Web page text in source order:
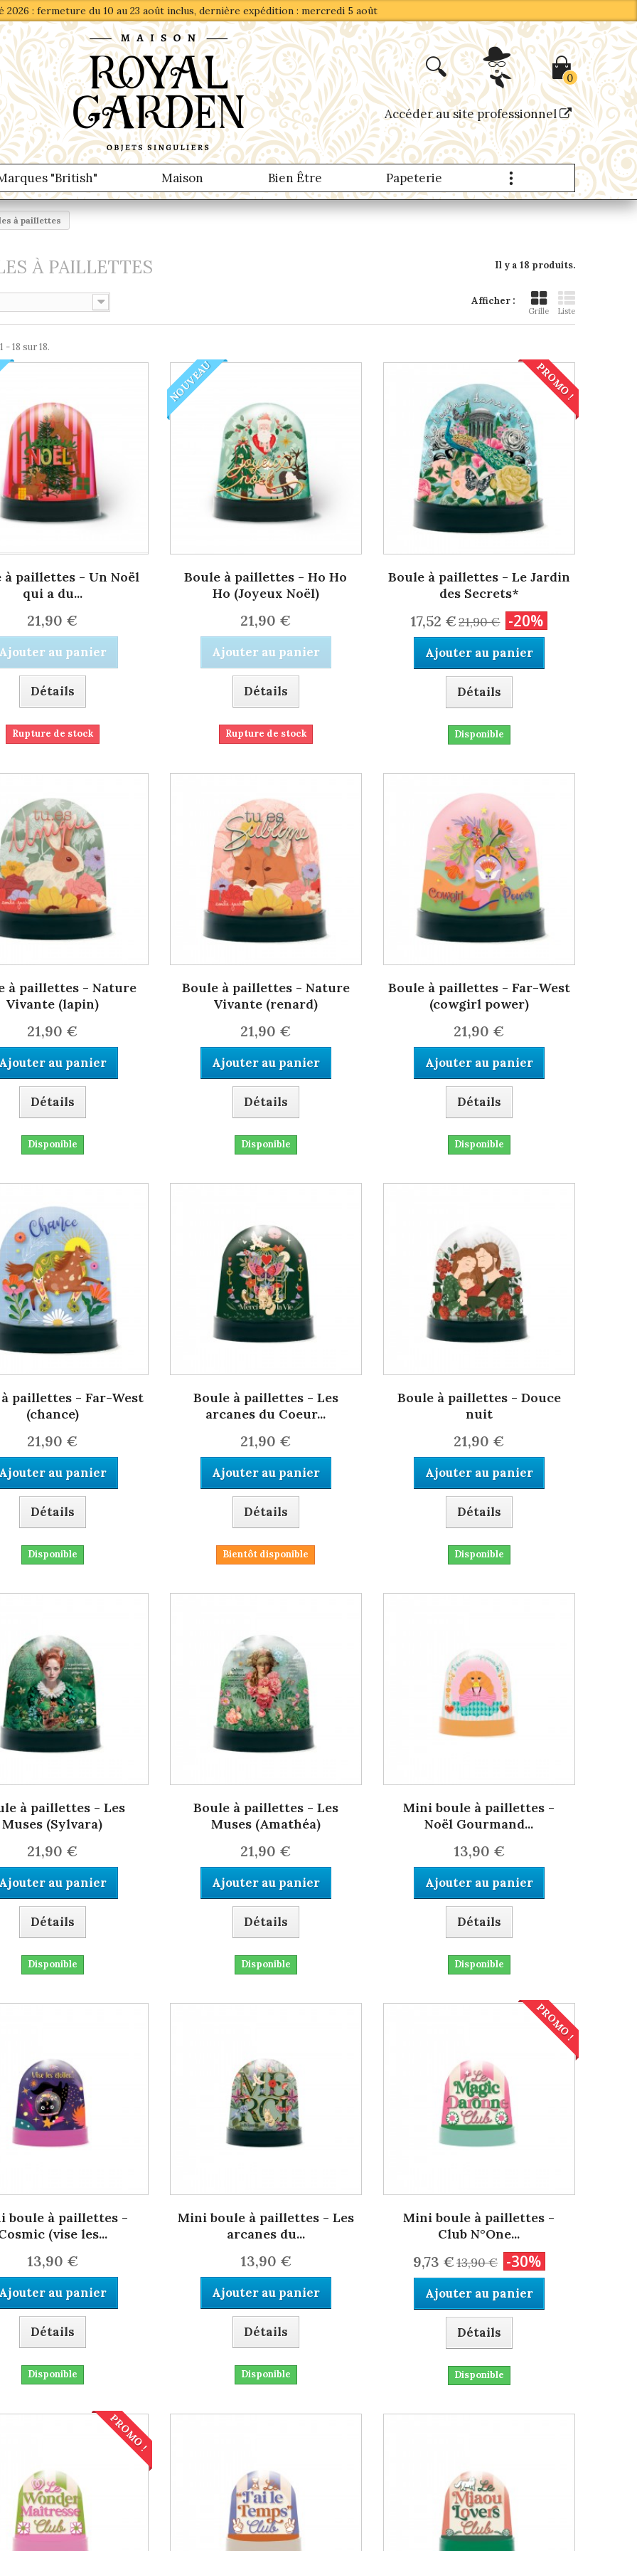
2026 : fermeture du 10 au 23 août inclus, dernière expédition : mercredi 5 août
0
"British" Maison Bien Être Papeterie Produits Nomades
Accéder au site professionnel
à paillettes
À PAILLETTES Il y a 18 produits.
Afficher :
Grille Liste
- 18 sur 18.
à paillettes - Un Noël
qui a du...
21,90 €
au panier
Détails
Rupture de stock
NOUVEAU
Boule à paillettes - Ho Ho
Ho (Joyeux Noël)
21,90 €
Ajouter au panier
Détails
Rupture de stock
PROMO !
Boule à paillettes - Le Jardin
des Secrets*
17,52 € 21,90 € -20%
Ajouter au panier
Détails
Disponible
à paillettes - Nature
Vivante (lapin)
21,90 €
au panier
Détails
Disponible
Boule à paillettes - Nature
Vivante (renard)
21,90 €
Ajouter au panier
Détails
Disponible
Boule à paillettes - Far-West
(cowgirl power)
21,90 €
Ajouter au panier
Détails
Disponible
paillettes - Far-West
(chance)
21,90 €
au panier
Détails
Disponible
Boule à paillettes - Les
arcanes du Coeur...
21,90 €
Ajouter au panier
Détails
Bientôt disponible
Boule à paillettes - Douce
nuit
21,90 €
Ajouter au panier
Détails
Disponible
à paillettes - Les
Muses (Sylvara)
21,90 €
au panier
Détails
Disponible
Boule à paillettes - Les
Muses (Amathéa)
21,90 €
Ajouter au panier
Détails
Disponible
Mini boule à paillettes -
Noël Gourmand...
13,90 €
Ajouter au panier
Détails
Disponible
boule à paillettes -
(vise les...
13,90 €
au panier
Détails
Disponible
Mini boule à paillettes - Les
arcanes du...
13,90 €
Ajouter au panier
Détails
Disponible
PROMO !
Mini boule à paillettes -
Club N°One...
9,73 €13,90 € -30%
Ajouter au panier
Détails
Disponible
PROMO !